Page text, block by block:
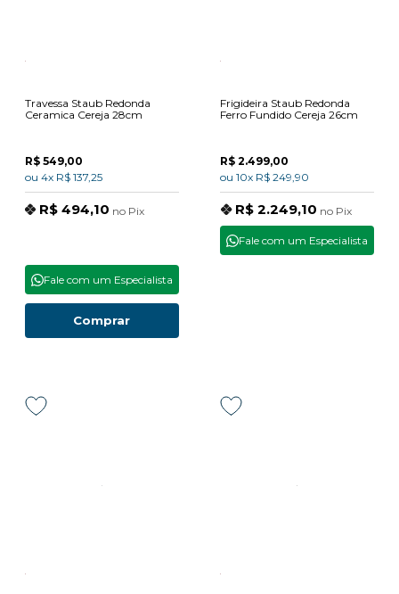
Travessa Staub Redonda
Ceramica Cereja 28cm
R$ 549,00
ou 4x R$ 137,25
R$ 494,10 no Pix
Comprar
Fale com um Especialista
Frigideira Staub Redonda
Ferro Fundido Cereja 26cm
R$ 2.499,00
ou 10x R$ 249,90
R$ 2.249,10 no Pix
Fale com um Especialista